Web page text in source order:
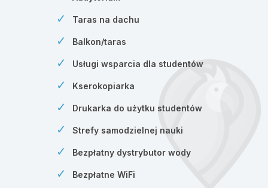
Taras na dachu
Balkon/taras
Usługi wsparcia dla studentów
Kserokopiarka
Drukarka do użytku studentów
Strefy samodzielnej nauki
Bezpłatny dystrybutor wody
Bezpłatne WiFi